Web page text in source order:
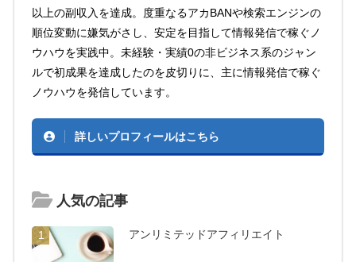
以上の副収入を達成。度重なるアカBANや検索エンジンの
順位変動に嫌気がさし、安定を目指して情報発信で稼ぐノ
ウハウを実践中。未経験・実績0の非ビジネス系のジャン
ルで初成果を達成したのを皮切りに、主に情報発信で稼ぐ
ノウハウを発信しています。
詳しいプロフィールはこちら
人気の記事
1 アンリミテッドアフィリエイト